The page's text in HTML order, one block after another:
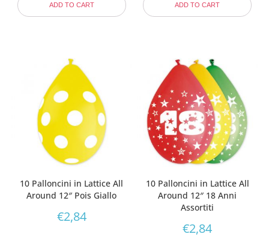
ADD TO CART ADD TO CART
10 Palloncini in Lattice All
Around 12″ Pois Giallo
€2,84
10 Palloncini in Lattice All
Around 12″ 18 Anni
Assortiti
€2,84